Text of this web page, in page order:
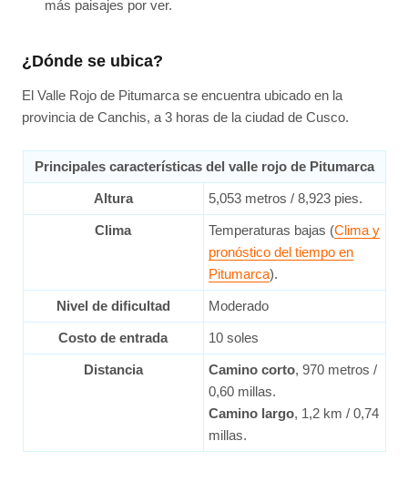
más paisajes por ver.
¿Dónde se ubica?
El Valle Rojo de Pitumarca se encuentra ubicado en la
provincia de Canchis, a 3 horas de la ciudad de Cusco.
Principales características del valle rojo de Pitumarca
Altura 5,053 metros / 8,923 pies.
Clima Temperaturas bajas (Clima y
pronóstico del tiempo en
Pitumarca).
Nivel de dificultad Moderado
Costo de entrada 10 soles
Distancia Camino corto, 970 metros /
0,60 millas.
Camino largo, 1,2 km / 0,74
millas.